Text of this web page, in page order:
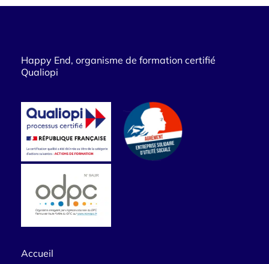
Happy End, organisme de formation certifié
Qualiopi
Accueil